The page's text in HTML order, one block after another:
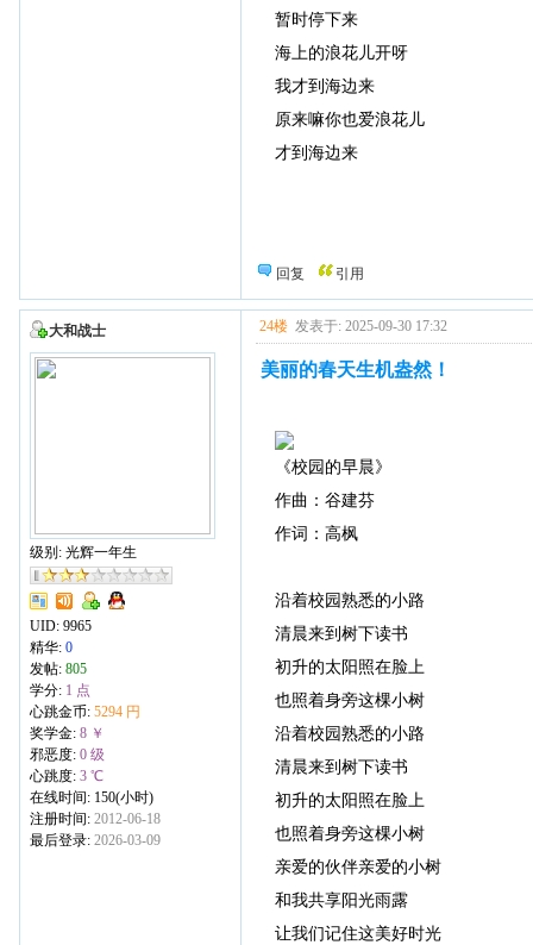
暂时停下来
海上的浪花儿开呀
我才到海边来
原来嘛你也爱浪花儿
才到海边来
回复 引用
大和战士
级别: 光辉一年生
UID: 9965
精华: 0
发帖: 805
学分: 1 点
心跳金币: 5294 円
奖学金: 8 ￥
邪恶度: 0 级
心跳度: 3 ℃
在线时间: 150(小时)
注册时间: 2012-06-18
最后登录: 2026-03-09
24楼 发表于: 2025-09-30 17:32
美丽的春天生机盎然！
《校园的早晨》
作曲：谷建芬
作词：高枫
沿着校园熟悉的小路
清晨来到树下读书
初升的太阳照在脸上
也照着身旁这棵小树
沿着校园熟悉的小路
清晨来到树下读书
初升的太阳照在脸上
也照着身旁这棵小树
亲爱的伙伴亲爱的小树
和我共享阳光雨露
让我们记住这美好时光